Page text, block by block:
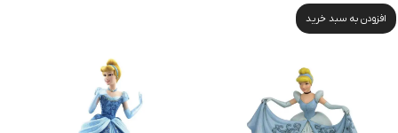
افزودن به سبد خرید